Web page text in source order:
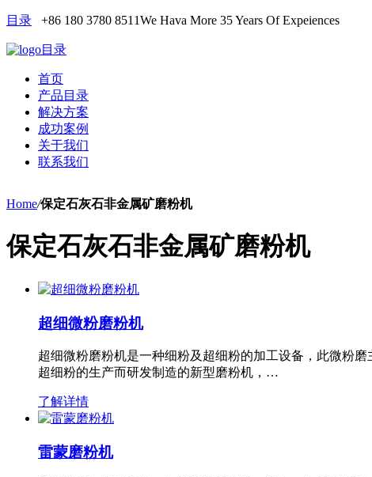
目录 +86 180 3780 8511We Hava More 35 Years Of Expeiences
目录
首页
产品目录
解决方案
成功案例
关于我们
联系我们
Home/保定石灰石非金属矿磨粉机
保定石灰石非金属矿磨粉机
超细微粉磨粉机
超细微粉磨粉机是一种细粉及超细粉的加工设备，此微粉
超细粉的生产而研发制造的新型磨粉机，…
了解详情
雷蒙磨粉机